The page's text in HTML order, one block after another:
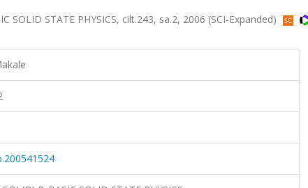
SOLID STATE PHYSICS, cilt.243, sa.2, 2006 (SCI-Expanded)